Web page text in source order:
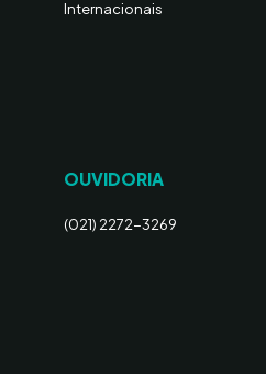
Internacionais
OUVIDORIA
(021) 2272-3269